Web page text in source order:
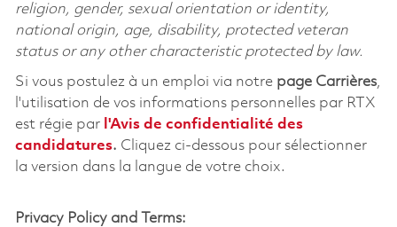
religion, gender, sexual orientation or identity,
national origin, age, disability, protected veteran
status or any other characteristic protected by law.
Si vous postulez à un emploi via notre page Carrières,
l'utilisation de vos informations personnelles par RTX
est régie par l'Avis de confidentialité des
candidatures. Cliquez ci-dessous pour sélectionner
la version dans la langue de votre choix.
Privacy Policy and Terms: